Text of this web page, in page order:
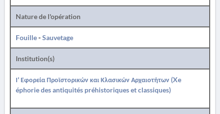
Nature de l'opération
Fouille-Sauvetage
Institution(s)
Ι' Εφορεία Προϊστορικών και Κλασικών Αρχαιοτήτων (Xe
éphorie des antiquités préhistoriques et classiques)